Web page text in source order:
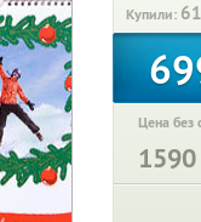
Купили: 61
Цена без
1590